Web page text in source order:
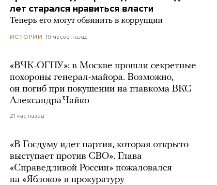
лет старался нравиться власти
Теперь его могут обвинить в коррупции
ИСТОРИИ 19 часов назад
«ВЧК-ОГПУ»: в Москве прошли секретные
похороны генерал-майора. Возможно,
он погиб при покушении на главкома ВКС
Александра Чайко
21 час назад
«В Госдуму идет партия, которая открыто
выступает против СВО». Глава
«Справедливой России» пожаловался
на «Яблоко» в прокуратуру